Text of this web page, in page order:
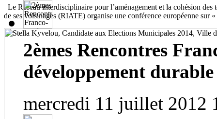
Le Réseau interdisciplinaire pour l’aménagement et la cohésion des
de ses voisinages (RIATE) organise une conférence européenne sur
2èmes Rencontres
développement durable
mercredi 11 juillet 2012